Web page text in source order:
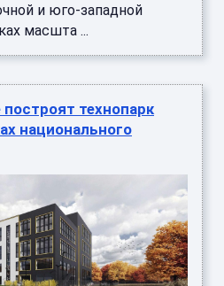
и юго‑западной
масшта ...
технопарк
национального